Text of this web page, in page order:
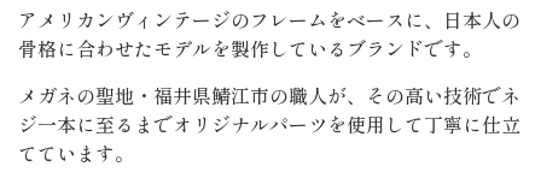
アメリカンヴィンテージのフレームをベースに、日本人の
骨格に合わせたモデルを製作しているブランドです。
メガネの聖地・福井県鯖江市の職人が、その高い技術でネ
ジ一本に至るまでオリジナルパーツを使用して丁寧に仕立
てています。